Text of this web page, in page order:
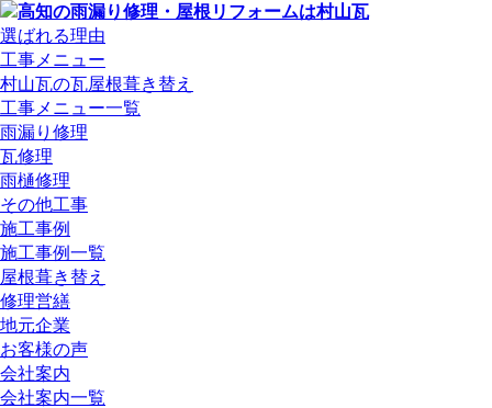
選ばれる理由
工事メニュー
村山瓦の瓦屋根葺き替え
工事メニュー一覧
雨漏り修理
瓦修理
雨樋修理
その他工事
施工事例
施工事例一覧
屋根葺き替え
修理営繕
地元企業
お客様の声
会社案内
会社案内一覧